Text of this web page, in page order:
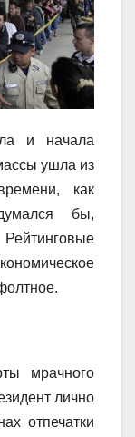
и начала
ушла из
как
бы,
мрачного
лично
отпечатки